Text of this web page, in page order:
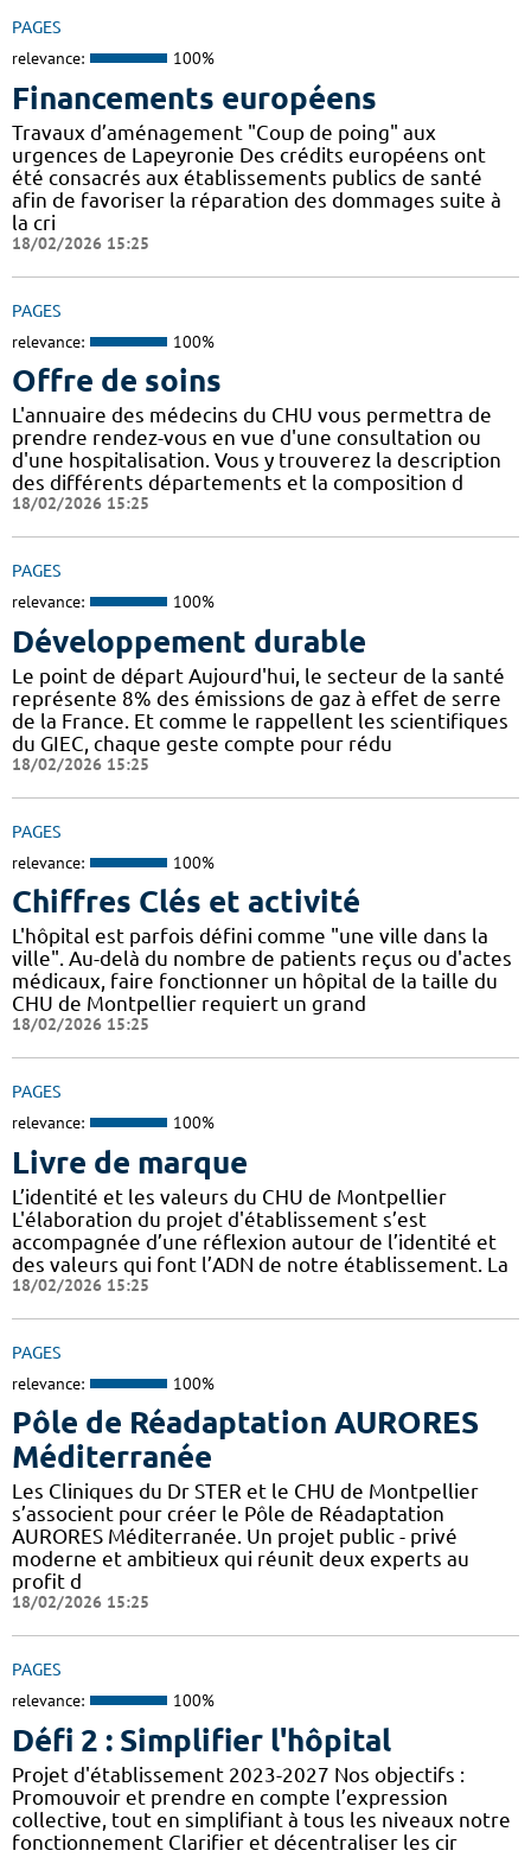
PAGES
relevance: 100%
Financements européens
Travaux d’aménagement "Coup de poing" aux
urgences de Lapeyronie Des crédits européens ont
été consacrés aux établissements publics de santé
afin de favoriser la réparation des dommages suite à
la cri
18/02/2026 15:25
PAGES
relevance: 100%
Offre de soins
L'annuaire des médecins du CHU vous permettra de
prendre rendez-vous en vue d'une consultation ou
d'une hospitalisation. Vous y trouverez la description
des différents départements et la composition d
18/02/2026 15:25
PAGES
relevance: 100%
Développement durable
Le point de départ Aujourd'hui, le secteur de la santé
représente 8% des émissions de gaz à effet de serre
de la France. Et comme le rappellent les scientifiques
du GIEC, chaque geste compte pour rédu
18/02/2026 15:25
PAGES
relevance: 100%
Chiffres Clés et activité
L'hôpital est parfois défini comme "une ville dans la
ville". Au-delà du nombre de patients reçus ou d'actes
médicaux, faire fonctionner un hôpital de la taille du
CHU de Montpellier requiert un grand
18/02/2026 15:25
PAGES
relevance: 100%
Livre de marque
L’identité et les valeurs du CHU de Montpellier
L'élaboration du projet d'établissement s’est
accompagnée d’une réflexion autour de l’identité et
des valeurs qui font l’ADN de notre établissement. La
18/02/2026 15:25
PAGES
relevance: 100%
Pôle de Réadaptation AURORES
Méditerranée
Les Cliniques du Dr STER et le CHU de Montpellier
s’associent pour créer le Pôle de Réadaptation
AURORES Méditerranée. Un projet public - privé
moderne et ambitieux qui réunit deux experts au
profit d
18/02/2026 15:25
PAGES
relevance: 100%
Défi 2 : Simplifier l'hôpital
Projet d'établissement 2023-2027 Nos objectifs :
Promouvoir et prendre en compte l’expression
collective, tout en simplifiant à tous les niveaux notre
fonctionnement Clarifier et décentraliser les cir